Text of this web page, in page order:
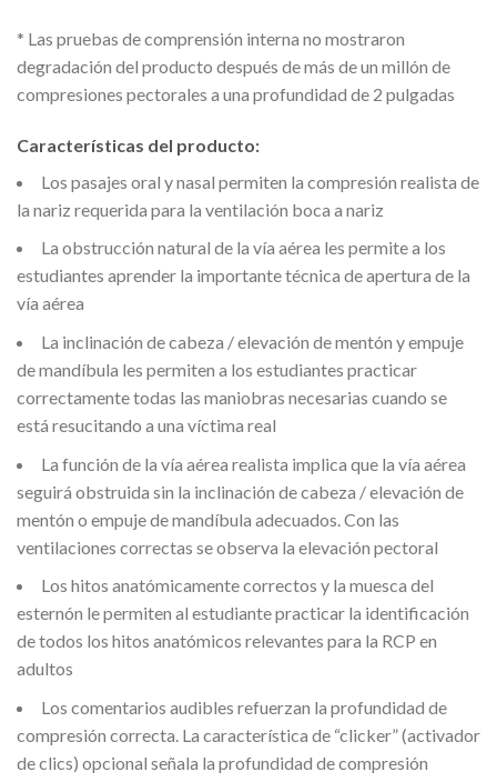
* Las pruebas de comprensión interna no mostraron
degradación del producto después de más de un millón de
compresiones pectorales a una profundidad de 2 pulgadas
Características del producto:
Los pasajes oral y nasal permiten la compresión realista de
la nariz requerida para la ventilación boca a nariz
La obstrucción natural de la vía aérea les permite a los
estudiantes aprender la importante técnica de apertura de la
vía aérea
La inclinación de cabeza / elevación de mentón y empuje
de mandíbula les permiten a los estudiantes practicar
correctamente todas las maniobras necesarias cuando se
está resucitando a una víctima real
La función de la vía aérea realista implica que la vía aérea
seguirá obstruida sin la inclinación de cabeza / elevación de
mentón o empuje de mandíbula adecuados. Con las
ventilaciones correctas se observa la elevación pectoral
Los hitos anatómicamente correctos y la muesca del
esternón le permiten al estudiante practicar la identificación
de todos los hitos anatómicos relevantes para la RCP en
adultos
Los comentarios audibles refuerzan la profundidad de
compresión correcta. La característica de “clicker” (activador
de clics) opcional señala la profundidad de compresión